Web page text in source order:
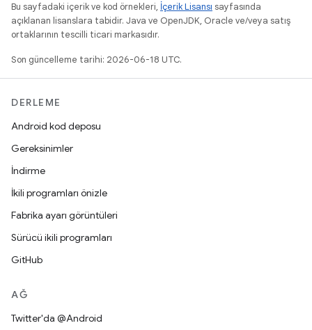
Bu sayfadaki içerik ve kod örnekleri, İçerik Lisansı sayfasında
açıklanan lisanslara tabidir. Java ve OpenJDK, Oracle ve/veya satış
ortaklarının tescilli ticari markasıdır.
Son güncelleme tarihi: 2026-06-18 UTC.
DERLEME
Android kod deposu
Gereksinimler
İndirme
İkili programları önizle
Fabrika ayarı görüntüleri
Sürücü ikili programları
GitHub
AĞ
Twitter'da @Android